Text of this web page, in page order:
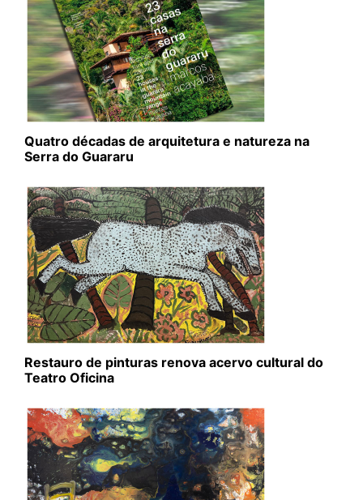
Quatro décadas de arquitetura e natureza na
Serra do Guararu
Restauro de pinturas renova acervo cultural do
Teatro Oficina